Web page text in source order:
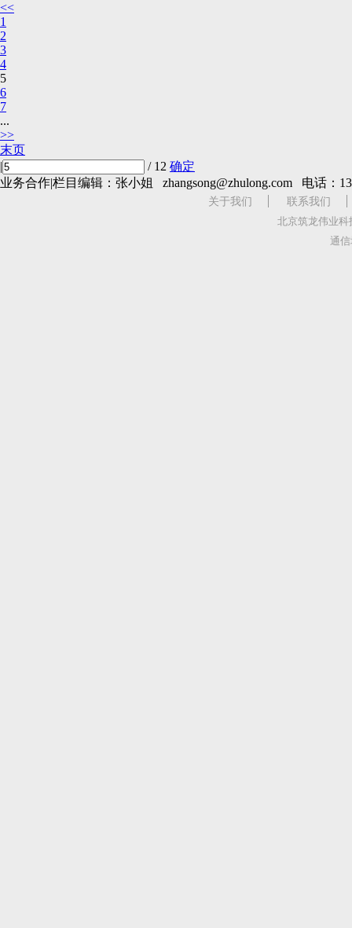
<<
1
2
3
4
5
6
7
...
>>
末页
|
/ 12 确定
业务合作|栏目编辑：张小姐 zhangsong@zhulong.com 电话：
关于我们 联系我们
北京筑龙伟业
通